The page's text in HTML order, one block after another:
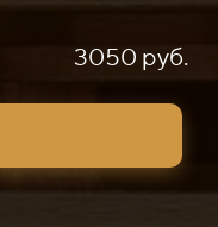
3050 руб.